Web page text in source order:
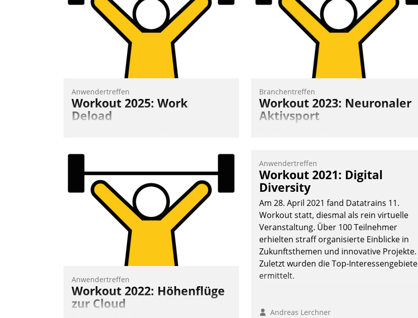
Anwendertreffen
Workout 2025: Work
Deload
Kunden- und Partnerkreis statt. Zentrale
meistern und Workloads wuppen – bei
zunehmend anspruchsvollen Aufgaben
und abnehmendem Nachwuchs?
Nadja Hußmann
Branchentreffen
Workout 2023: Neuronaler
Aktivsport
Vernetzungsideen fürs Quartier.
Dazwischen zeigte Datatrain, was es
Neues zu bieten hat.
Nadja Hußmann
Anwendertreffen
Workout 2022: Höhenflüge
zur Cloud
Anwendertreffen
Workout 2021: Digital
Diversity
Am 28. April 2021 fand Datatrains 11.
Workout statt, diesmal als rein virtuelle
Veranstaltung. Über 100 Teilnehmer
erhielten straff organisierte Einblicke in
Zukunftsthemen und innovative Projekte.
Zuletzt wurden die Top-Interessengebiete
ermittelt.
Andreas Lerchner